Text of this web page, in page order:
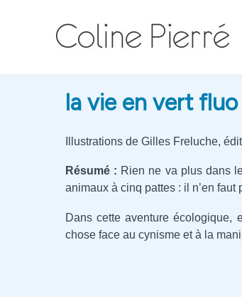
la vie en vert fluo
Illustrations de Gilles Freluche,
Résumé : Rien ne va plus dans
animaux à cinq pattes : il n’en
Dans cette aventure écologique,
chose face au cynisme et à la